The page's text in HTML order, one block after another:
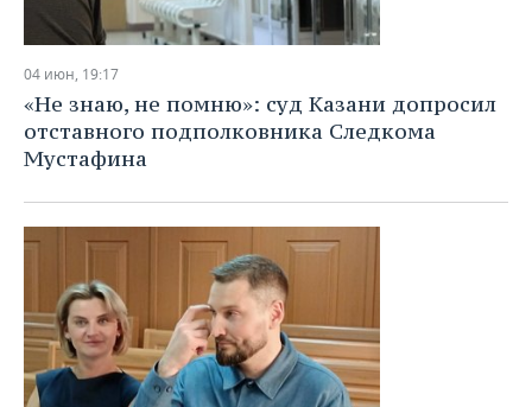
04 июн, 19:17
«Не знаю, не помню»: суд Казани допросил
отставного подполковника Следкома
Мустафина